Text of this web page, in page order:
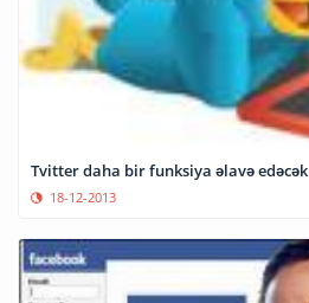
Tvitter daha bir funksiya əlavə edəcək
18-12-2013